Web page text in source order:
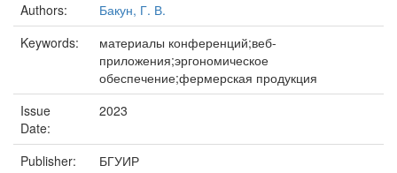
Authors:
Бакун, Г. В.
Keywords:
материалы конференций;веб-
приложения;эргономическое
обеспечение;фермерская продукция
Issue
Date:
2023
Publisher:
БГУИР